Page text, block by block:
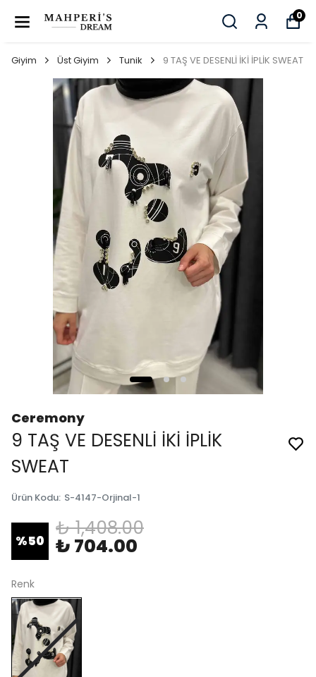
0
Giyim Üst Giyim Tunik 9 TAŞ VE DESENLİ İKİ İPLİK SWEAT
Ceremony
9 TAŞ VE DESENLİ İKİ İPLİK
SWEAT
Ürün Kodu: S-4147-Orjinal-1
%50
₺ 1,408.00
₺ 704.00
Renk